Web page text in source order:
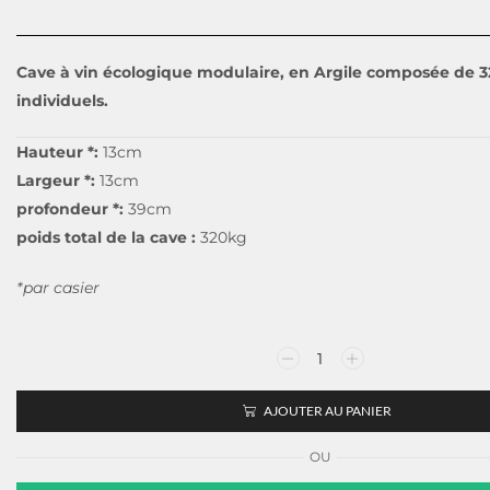
Cave à vin écologique modulaire, en Argile composée de
individuels.
Hauteur *: 13cm
Largeur *: 13cm
profondeur *: 39cm
poids total de la cave : 320kg
*par casier
AJOUTER AU PANIER
OU